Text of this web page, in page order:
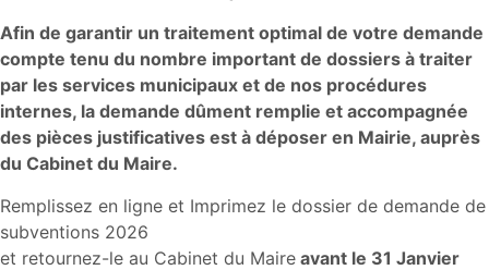
Afin de garantir un traitement optimal de votre demande
compte tenu du nombre important de dossiers à traiter
par les services municipaux et de nos procédures
internes, la demande dûment remplie et accompagnée
des pièces justificatives est à déposer en Mairie, auprès
du Cabinet du Maire.
Remplissez en ligne et Imprimez le dossier de demande de
subventions 2026
et retournez-le au Cabinet du Maire avant le 31 Janvier